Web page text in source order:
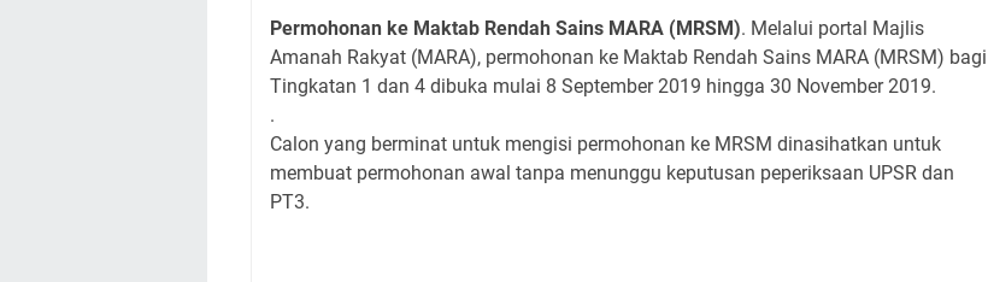
Permohonan ke Maktab Rendah Sains MARA (MRSM). Melalui portal Majlis
Amanah Rakyat (MARA), permohonan ke Maktab Rendah Sains MARA (MRSM) bagi
Tingkatan 1 dan 4 dibuka mulai 8 September 2019 hingga 30 November 2019.
.
Calon yang berminat untuk mengisi permohonan ke MRSM dinasihatkan untuk
membuat permohonan awal tanpa menunggu keputusan peperiksaan UPSR dan
PT3.